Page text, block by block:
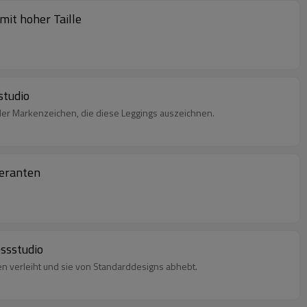
hoher Taille
Markenzeichen, die diese Leggings auszeichnen.
verleiht und sie von Standarddesigns abhebt.